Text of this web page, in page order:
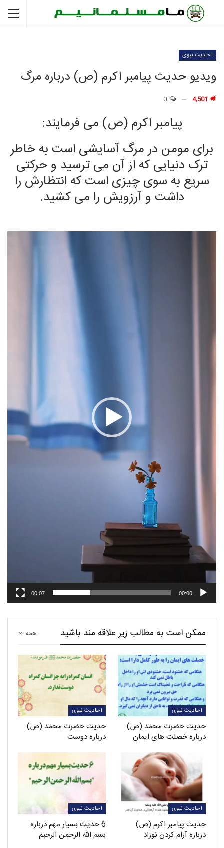
احادیث نبوی
ویدیو حدیث پیامبر اکرم (ص) درباره مرگ
پیامبر اکرم (ص) می فرمایند:
برای مومن در مرگ آسایشی است به خاطر
ترک دنیایی که از آن می ترسید و حرکتی
سریع به سوی چیزی است که انتظارش را
داشت و آرزویش را می کشید.
00:00
00:07
همه ممکن است به مطالب زیر علاقه مند باشید
احادیث نبوی
حدیث حضرت محمد (ص)
درباره خصلت های ایمان
احادیث نبوی
حدیث حضرت محمد (ص)
درباره دوست
احادیث نبوی
حدیث پیامبر اکرم (ص)
درباره آرام کردن نوزاد
احادیث نبوی
6 حدیث بسیار مهم درباره
بسم الله الرحمن الرحیم